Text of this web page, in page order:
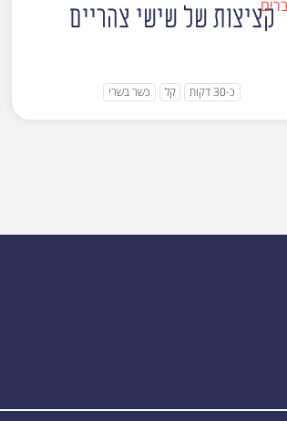
קציצות של שישי צהריים
כ-30 דקות קל כשר בשרי